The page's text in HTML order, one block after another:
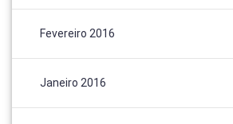
Fevereiro 2016
Janeiro 2016